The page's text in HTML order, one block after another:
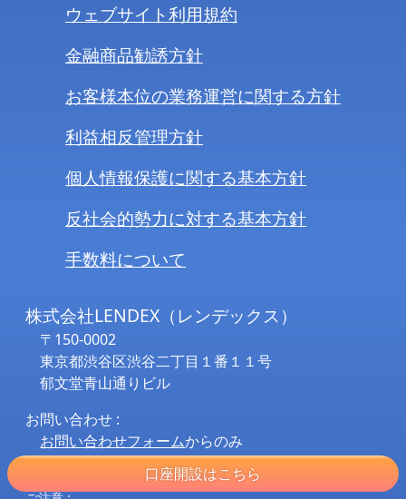
口座開設はこちら
ウェブサイト利用規約
金融商品勧誘方針
お客様本位の業務運営に関する方針
利益相反管理方針
個人情報保護に関する基本方針
反社会的勢力に対する基本方針
手数料について
株式会社LENDEX（レンデックス）
〒150-0002
東京都渋谷区渋谷二丁目１番１１号
郁文堂青山通りビル
お問い合わせ :
お問い合わせフォームからのみ
受け付けております。